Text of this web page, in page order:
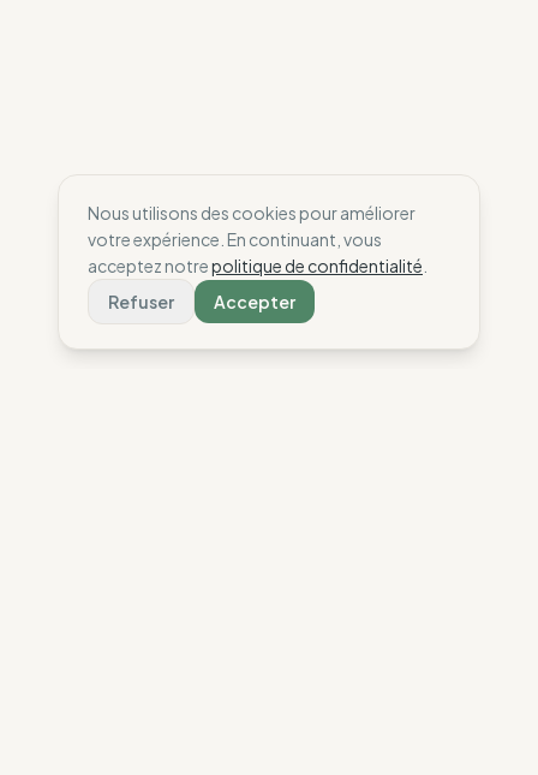
Nous utilisons des cookies pour améliorer
votre expérience. En continuant, vous
acceptez notrepolitique de confidentialité
Refuser
Accepter